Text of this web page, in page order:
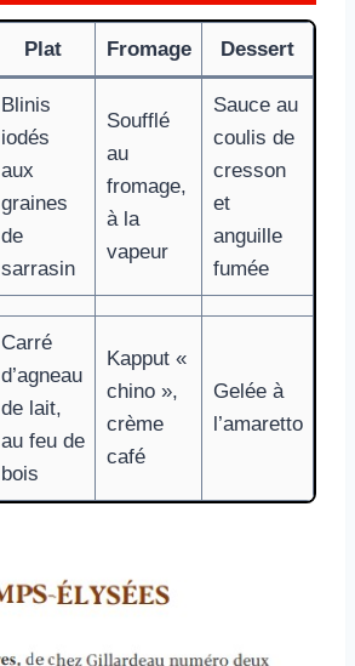
Plat Fromage Dessert
Blinis
iodés
aux
graines
de
sarrasin
Soufflé
au
fromage,
à la
vapeur
Sauce au
coulis de
cresson
et
anguille
fumée
Carré
d’agneau
de lait,
au feu de
bois
Kapput «
chino »,
crème
café
Gelée à
l’amaretto